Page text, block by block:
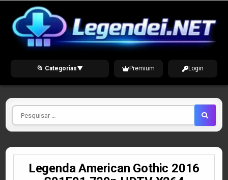
content
📂 Categorias▼ Premium Login
Pesquisar
por
Legenda American Gothic 2016